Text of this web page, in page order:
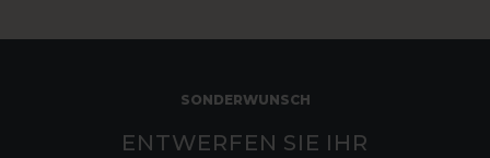
SONDERWUNSCH
ENTWERFEN SIE IHR